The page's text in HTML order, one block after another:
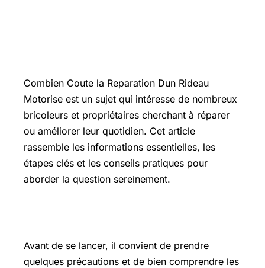
Combien Coute la Reparation Dun Rideau
Motorise est un sujet qui intéresse de nombreux
bricoleurs et propriétaires cherchant à réparer
ou améliorer leur quotidien. Cet article
rassemble les informations essentielles, les
étapes clés et les conseils pratiques pour
aborder la question sereinement.
Avant de se lancer, il convient de prendre
quelques précautions et de bien comprendre les